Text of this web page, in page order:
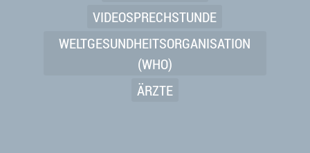
VIDEOSPRECHSTUNDE
WELTGESUNDHEITSORGANISATION
(WHO)
ÄRZTE